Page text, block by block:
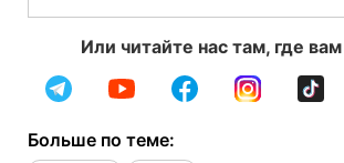
Или читайте нас там, где
Больше по теме: